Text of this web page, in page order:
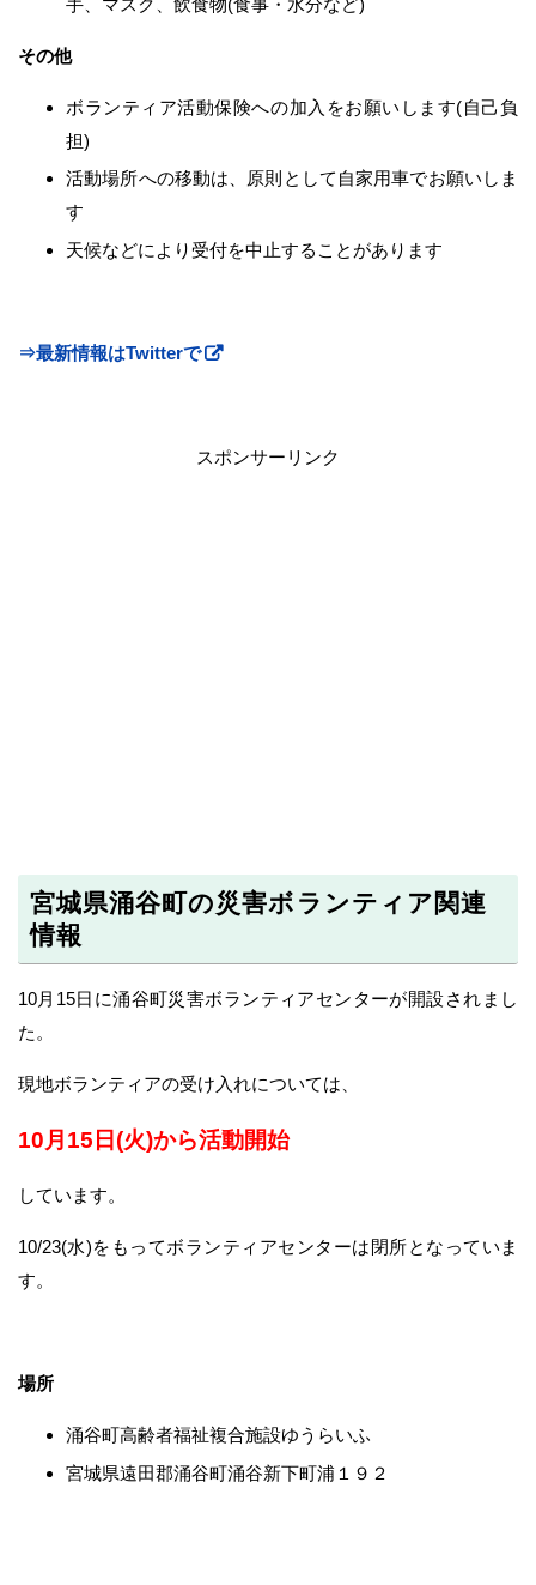
その他
ボランティア活動保険への加入をお願いします(自己負
担)
活動場所への移動は、原則として自家用車でお願いしま
す
天候などにより受付を中止することがあります
⇒最新情報はTwitterで
スポンサーリンク
宮城県涌谷町の災害ボランティア関連
情報
10月15日に涌谷町災害ボランティアセンターが開設されまし
た。
現地ボランティアの受け入れについては、
10月15日(火)から活動開始
しています。
10/23(水)をもってボランティアセンターは閉所となっていま
す。
場所
涌谷町高齢者福祉複合施設ゆうらいふ
宮城県遠田郡涌谷町涌谷新下町浦１９２